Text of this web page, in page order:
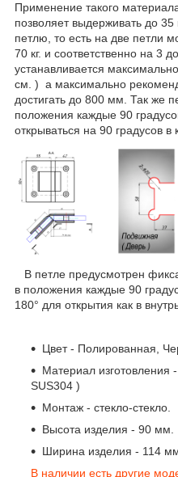
Применение такого
позволяет выдерживать до
петлю, то есть на две петли
70 кг. и соответственно на 3
устанавливается
см. ) а максимально
достигать до 800 мм. Так же
положения каждые 90
открываться на 90 градусов в
В петле предусмотрен
в положения каждые 90
180° для открытия как в
Цвет - Полированная,
Материал
SUS304 )
Монтаж - стекло-стекло.
Высота изделия - 90 мм.
Ширина изделия - 114
В наличии есть другие